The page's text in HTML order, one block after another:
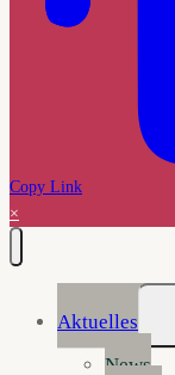
Copy Link
×
Aktuelles
News